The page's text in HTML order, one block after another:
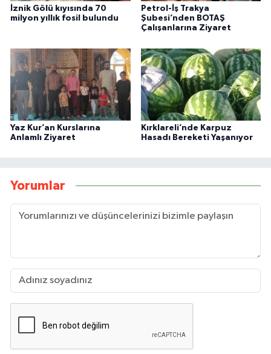
İznik Gölü kıyısında 70
milyon yıllık fosil bulundu
Petrol-İş Trakya
Şubesi’nden BOTAŞ
Çalışanlarına Ziyaret
Yaz Kur’an Kurslarına
Anlamlı Ziyaret
Kırklareli’nde Karpuz
Hasadı Bereketi Yaşanıyor
Yorumlar